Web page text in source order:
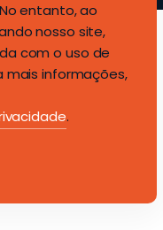
entanto, ao
nosso site,
com o uso de
mais informações,
.